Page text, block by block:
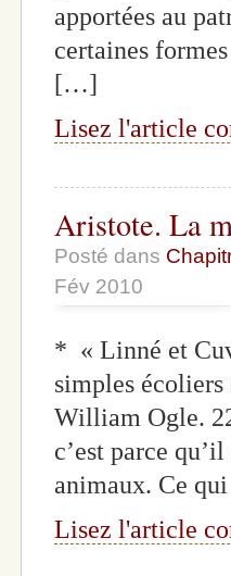
apportées au
certaines
[…]
Lisez l'article
Aristote. La
Posté dans
Fév 2010
* « Linné et
simples
William Ogle.
c’est parce
animaux. Ce
Lisez l'article